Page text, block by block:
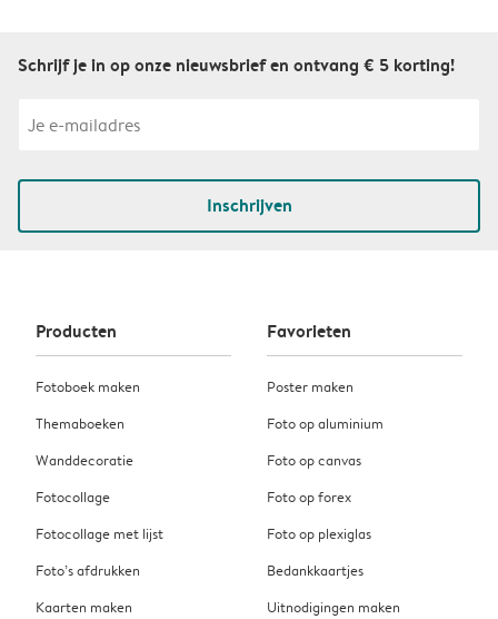
Schrijf je in op onze nieuwsbrief en ontvang € 5 korting!
Inschrijven
Producten
Fotoboek maken
Themaboeken
Wanddecoratie
Fotocollage
Fotocollage met lijst
Foto’s afdrukken
Kaarten maken
Favorieten
Poster maken
Foto op aluminium
Foto op canvas
Foto op forex
Foto op plexiglas
Bedankkaartjes
Uitnodigingen maken